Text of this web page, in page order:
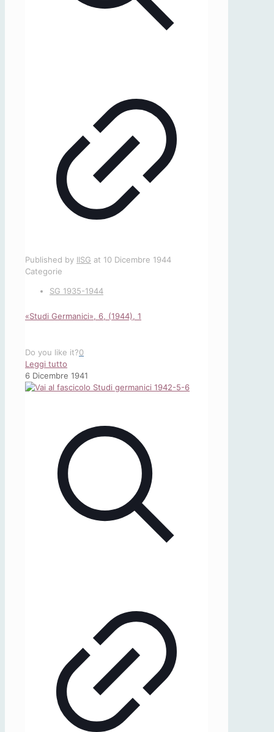
Published by IISG at 10 Dicembre 1944
Categorie
SG 1935-1944
«Studi Germanici», 6, (1944), 1
Do you like it?0
Leggi tutto
«Studi
Germanici»,
6 Dicembre 1941